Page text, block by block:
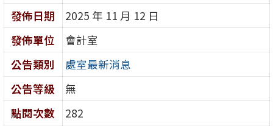
發佈日期
2025 年 11 月 12 日
發佈單位
會計室
公告類別
處室最新消息
公告等級
無
點閱次數
282